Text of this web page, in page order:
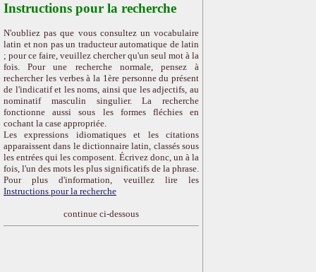
Instructions pour la recherche
N'oubliez pas que vous consultez un vocabulaire
latin et non pas un traducteur automatique de latin
; pour ce faire, veuillez chercher qu'un seul mot à la
fois. Pour une recherche normale, pensez à
rechercher les verbes à la 1ère personne du présent
de l'indicatif et les noms, ainsi que les adjectifs, au
nominatif masculin singulier. La recherche
fonctionne aussi sous les formes fléchies en
cochant la case appropriée.
Les expressions idiomatiques et les citations
apparaissent dans le dictionnaire latin, classés sous
les entrées qui les composent. Écrivez donc, un à la
fois, l'un des mots les plus significatifs de la phrase.
Pour plus d'information, veuillez lire les
Instructions pour la recherche
continue ci-dessous